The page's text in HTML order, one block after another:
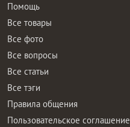
Помощь
Все товары
Все фото
Все вопросы
Все статьи
Все тэги
Правила общения
Пользовательское соглашение